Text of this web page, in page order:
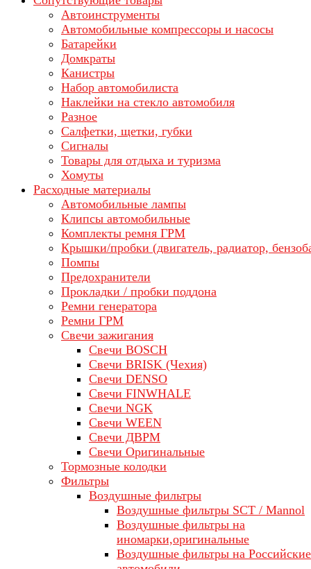
Автоинструменты
Автомобильные компрессоры и насосы
Батарейки
Домкраты
Канистры
Набор автомобилиста
Наклейки на стекло автомобиля
Разное
Салфетки, щетки, губки
Сигналы
Товары для отдыха и туризма
Хомуты
Расходные материалы
Автомобильные лампы
Клипсы автомобильные
Комплекты ремня ГРМ
Крышки/пробки (двигатель, радиатор,
Помпы
Предохранители
Прокладки / пробки поддона
Ремни генератора
Ремни ГРМ
Свечи зажигания
Свечи BOSCH
Свечи BRISK (Чехия)
Свечи DENSO
Свечи FINWHALE
Свечи NGK
Свечи WEEN
Свечи ДВРМ
Свечи Оригинальные
Тормозные колодки
Фильтры
Воздушные фильтры
Воздушные фильтры SCT / Mannol
Воздушные фильтры на
иномарки,оригинальные
Воздушные фильтры на Российские